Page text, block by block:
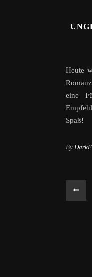
Heute
eine
Spaß!
By